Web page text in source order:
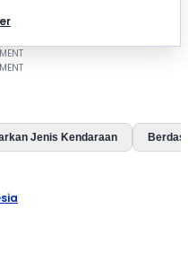
Jenis Kendaraan